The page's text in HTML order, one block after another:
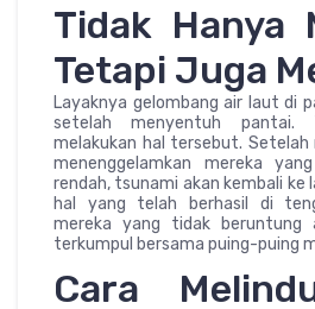
Tidak Hanya
Tetapi Juga
Layaknya gelombang air laut di
setelah menyentuh pantai.
melakukan hal tersebut. Setelah
menenggelamkan mereka
rendah, tsunami akan kembali ke
hal yang telah berhasil di
mereka yang tidak beruntung
terkumpul bersama puing-puing
Cara